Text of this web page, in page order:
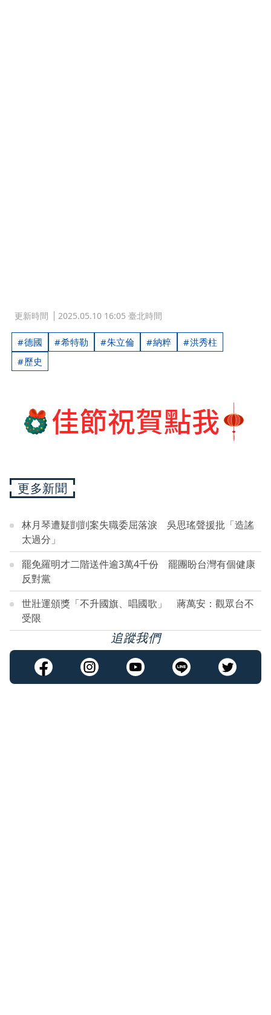
更新時間 2025.05.10 16:05 臺北時間
德國 希特勒 朱立倫 納粹
洪秀柱
歷史
更多新聞
林月琴遭疑剴剴案失職委屈落淚 吳思瑤聲援批「造謠
太過分」
罷免羅明才二階送件逾3萬4千份 罷團盼台灣有個健康
反對黨
世壯運頒獎「不升國旗、唱國歌」 蔣萬安：觀眾台不
受限
追蹤我們